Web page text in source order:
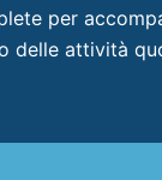
per
delle attività